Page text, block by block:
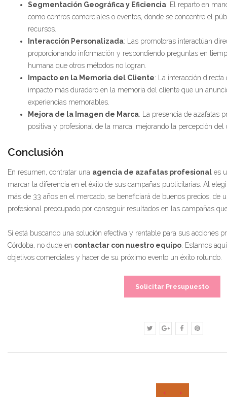
Segmentación Geográfica y Eficiencia: El reparto en
como centros comerciales o eventos, donde se concentre el
recursos.
Interacción Personalizada: Las promotoras interactúan
proporcionando información y respondiendo preguntas en
humana que otros métodos no logran.
Impacto en la Memoria del Cliente: La interacción
impacto más duradero en la memoria del cliente que un
experiencias memorables.
Mejora de la Imagen de Marca: La presencia de azafatas
positiva y profesional de la marca, mejorando la percepción del
Conclusión
En resumen, contratar una agencia de azafatas profesional es
marcar la diferencia en el éxito de sus campañas publicitarias. Al
más de 33 años en el mercado, se beneficiará de buenos precios, de
profesional preocupado por conseguir resultados en las campañas
Si está buscando una solución efectiva y rentable para sus acciones
Córdoba, no dude en contactar con nuestro equipo . Estamos
objetivos comerciales y hacer de su próximo evento un éxito rotundo.
Solicitar Presupuesto
‹ ›